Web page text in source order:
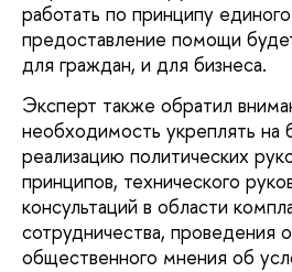
работать по принципу
предоставление помощи
для граждан, и для бизнеса.
Эксперт также обратил
необходимость укреплять на
реализацию политических
принципов, технического
консультаций в области
сотрудничества, проведения
общественного мнения об